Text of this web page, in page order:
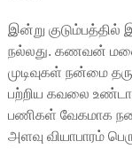
இன்று குடும்பத்தில்
நல்லது. கணவன்
முடிவுகள் நன்மை
பற்றிய கவலை
பணிகள் வேகமாக
அளவு வியாபாரம்